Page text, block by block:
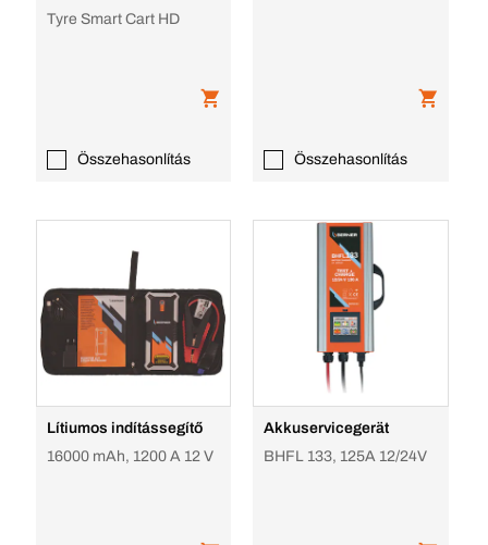
Tyre Smart Cart HD
Összehasonlítás Összehasonlítás
Lítiumos indítássegítő
16000 mAh, 1200 A 12 V
Akkuservicegerät
BHFL 133, 125A 12/24V